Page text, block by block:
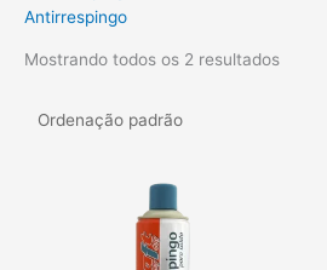
Antirrespingo
Mostrando todos os 2 resultados